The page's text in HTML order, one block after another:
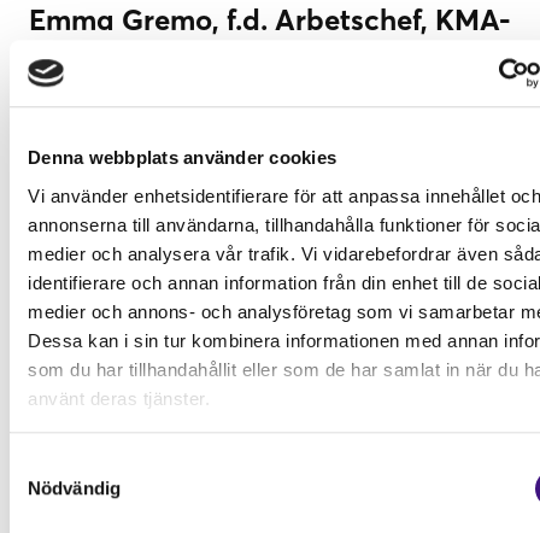
Denna webbplats använder cookies
Vi använder enhetsidentifierare för att anpassa innehållet och
annonserna till användarna, tillhandahålla funktioner för
medier och analysera vår trafik. Vi vidarebefordrar även
identifierare och annan information från din enhet till de
medier och annons- och analysföretag som vi samarbetar
Dessa kan i sin tur kombinera informationen med annan
som du har tillhandahållit eller som de har samlat in när du
använt deras tjänster.
Nödvändig
Emma Gremo, f.d. Arbetschef, KMA-
och Hållbarhetschef på Oljibe
berättar hur PQi förändrat deras
i projekten
⋯